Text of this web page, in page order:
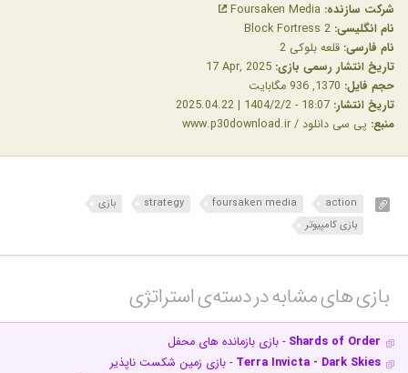
شرکت سازنده:
نام انگلیسی:
نام فارسی: قلعه بلوکی 2
تاریخ انتشار رسمی بازی:
حجم فایل:
تاریخ انتشار:
منبع: پی سی دانلود / www.p30download.ir
action
foursaken media
strategy
بازی
بازی کامپیوتر
بازی های مشابه در دسته‌ی‌ استراتژی‎
Shards of Order - بازی بازمانده های محفل
Terra Invicta - Dark Skies - بازی زمین شکست ناپذیر